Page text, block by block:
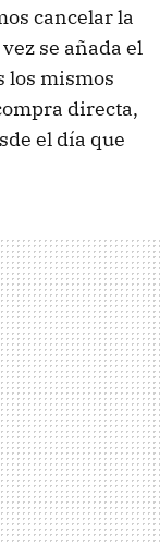
cancelar la
se añada el
los mismos
directa,
el día que